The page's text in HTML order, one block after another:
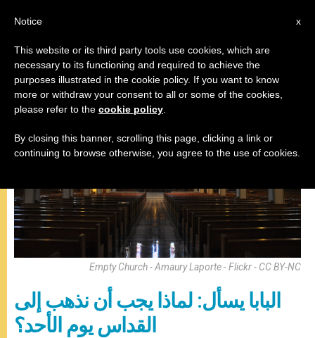
المقابلة العامة,باباوات
Empty Church - Amaury Laporte - Flickr - CC BY-NC
البابا يسأل: لماذا يجب أن نذهب إلى
القداس يوم الأحد؟
x
Notice
This website or its third party tools use cookies, which are
necessary to its functioning and required to achieve the
purposes illustrated in the cookie policy. If you want to know
more or withdraw your consent to all or some of the cookies,
please refer to the cookie policy
By closing this banner, scrolling this page, clicking a link or
continuing to browse otherwise, you agree to the use of cookies.